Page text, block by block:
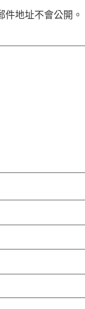
地址不會公開。